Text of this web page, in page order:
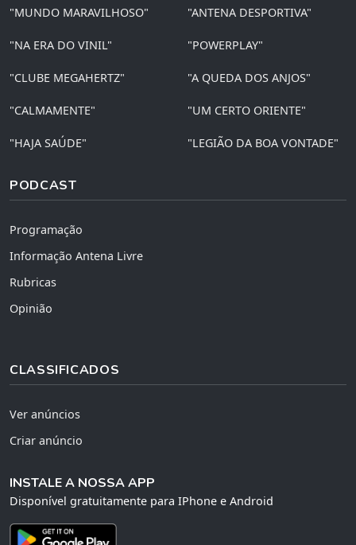
"MUNDO MARAVILHOSO" "ANTENA DESPORTIVA"
"NA ERA DO VINIL" "POWERPLAY"
"CLUBE MEGAHERTZ" "A QUEDA DOS ANJOS"
"CALMAMENTE" "UM CERTO ORIENTE"
"HAJA SAÚDE" "LEGIÃO DA BOA VONTADE"
PODCAST
Programação
Informação Antena Livre
Rubricas
Opinião
CLASSIFICADOS
Ver anúncios
Criar anúncio
INSTALE A NOSSA APP
Disponível gratuitamente para IPhone e Android